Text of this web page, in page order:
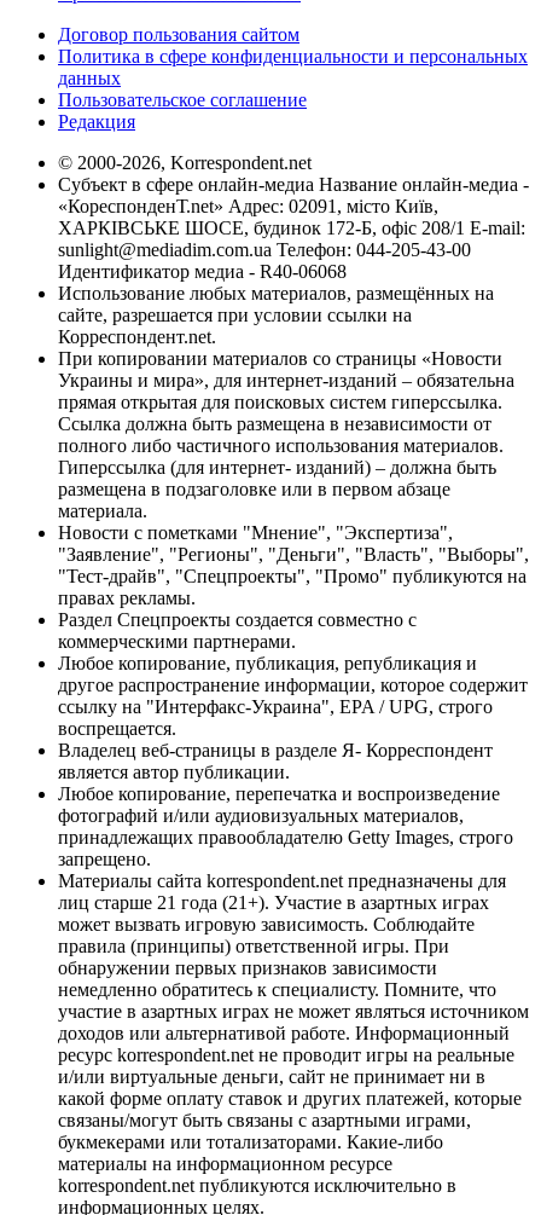
Договор пользования сайтом
Политика в сфере конфиденциальности и персональных
данных
Пользовательское соглашение
Редакция
© 2000-2026, Korrespondent.net
Субъект в сфере онлайн-медиа Название онлайн-медиа -
«КореспонденТ.net» Адрес: 02091, місто Київ,
ХАРКІВСЬКЕ ШОСЕ, будинок 172-Б, офіс 208/1 E-mail:
sunlight@mediadim.com.ua Телефон: 044-205-43-00
Идентификатор медиа - R40-06068
Использование любых материалов, размещённых на
сайте, разрешается при условии ссылки на
Корреспондент.net.
При копировании материалов со страницы «Новости
Украины и мира», для интернет-изданий – обязательна
прямая открытая для поисковых систем гиперссылка.
Ссылка должна быть размещена в независимости от
полного либо частичного использования материалов.
Гиперссылка (для интернет- изданий) – должна быть
размещена в подзаголовке или в первом абзаце
материала.
Новости с пометками "Мнение", "Экспертиза",
"Заявление", "Регионы", "Деньги", "Власть", "Выборы",
"Тест-драйв", "Спецпроекты", "Промо" публикуются на
правах рекламы.
Раздел Спецпроекты создается совместно с
коммерческими партнерами.
Любое копирование, публикация, републикация и
другое распространение информации, которое содержит
ссылку на "Интерфакс-Украина", EPA / UPG, строго
воспрещается.
Владелец веб-страницы в разделе Я- Корреспондент
является автор публикации.
Любое копирование, перепечатка и воспроизведение
фотографий и/или аудиовизуальных материалов,
принадлежащих правообладателю Getty Images, строго
запрещено.
Материалы сайта korrespondent.net предназначены для
лиц старше 21 года (21+). Участие в азартных играх
может вызвать игровую зависимость. Соблюдайте
правила (принципы) ответственной игры. При
обнаружении первых признаков зависимости
немедленно обратитесь к специалисту. Помните, что
участие в азартных играх не может являться источником
доходов или альтернативой работе. Информационный
ресурс korrespondent.net не проводит игры на реальные
и/или виртуальные деньги, сайт не принимает ни в
какой форме оплату ставок и других платежей, которые
связаны/могут быть связаны с азартными играми,
букмекерами или тотализаторами. Какие-либо
материалы на информационном ресурсе
korrespondent.net публикуются исключительно в
информационных целях.